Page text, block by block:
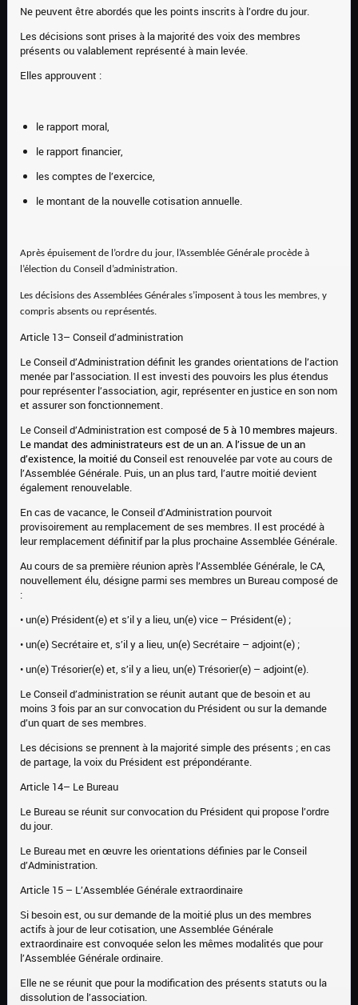
Ne peuvent être abordés que les points inscrits à l’ordre du jour.
Les décisions sont prises à la majorité des voix des membres
présents ou valablement représenté à main levée.
Elles approuvent :
le rapport moral,
le rapport financier,
les comptes de l’exercice,
le montant de la nouvelle cotisation annuelle.
Après épuisement de l’ordre du jour, l’ Assemblée Générale procède à
l’élection du Conseil d’administration.
Les décisions des Assemblées Générales s’imposent à tous les membres, y
compris absents ou représentés.
Article 13– Conseil d’administration
Le Conseil d’Administration définit les grandes orientations de l’action
menée par l’association. Il est investi des pouvoirs les plus étendus
pour représenter l’association, agir, représenter en justice en son nom
et assurer son fonctionnement.
Le Conseil d’Administration est composé de 5à 10 membres majeurs.
Le mandat des administrateurs est deunan. A l’issue deunan
d’existence, la moitié du Conseil est renouvelée par vote au cours de
l’Assemblée Générale. Puis, un an plus tard, l’autre moitié devient
également renouvelable.
En cas de vacance, le Conseil d’Administration pourvoit
provisoirement au remplacement de ses membres. Il est procédé à
leur remplacement définitif par la plus prochaine Assemblée Générale.
Au cours de sa première réunion après l’Assemblée Générale, le CA,
nouvellement élu, désigne parmi ses membres un Bureau composé de
:
• un(e) Président(e) et s’il y a lieu, un(e) vice – Président(e) ;
• un(e) Secrétaire et, s’il y a lieu, un(e) Secrétaire – adjoint(e) ;
• un(e) Trésorier(e) et, s’il y a lieu, un(e) Trésorier(e) – adjoint(e).
Le Conseil d’administration se réunit autant que de besoin et au
moins 3 fois par an sur convocation du Président ou sur la demande
d’un quart de ses membres.
Les décisions se prennent à la majorité simple des présents ; en cas
de partage, la voix du Président est prépondérante.
Article 14– Le Bureau
Le Bureau se réunit sur convocation du Président qui propose l’ordre
du jour.
Le Bureau met en œuvre les orientations définies par le Conseil
d’Administration.
Article 15 – L’Assemblée Générale extraordinaire
Si besoin est, ou sur demande de la moitié plus un des membres
actifs à jour de leur cotisation, une Assemblée Générale
extraordinaire est convoquée selon les mêmes modalités que pour
l’Assemblée Générale ordinaire.
Elle ne se réunit que pour la modification des présents statuts ou la
dissolution de l’association.